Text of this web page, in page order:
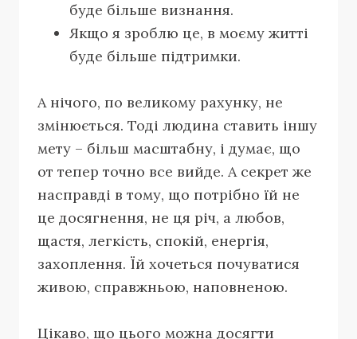
буде більше визнання.
Якщо я зроблю це, в моєму житті
буде більше підтримки.
А нічого, по великому рахунку, не
змінюється. Тоді людина ставить іншу
мету – більш масштабну, і думає, що
от тепер точно все вийде. А секрет же
насправді в тому, що потрібно їй не
це досягнення, не ця річ, а любов,
щастя, легкість, спокій, енергія,
захоплення. Їй хочеться почуватися
живою, справжньою, наповненою.
Цікаво, що цього можна досягти